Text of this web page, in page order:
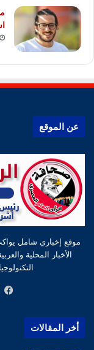
عن الموقع
موقع إخباري شامل
الأخبار المحلية
أخر المقالات